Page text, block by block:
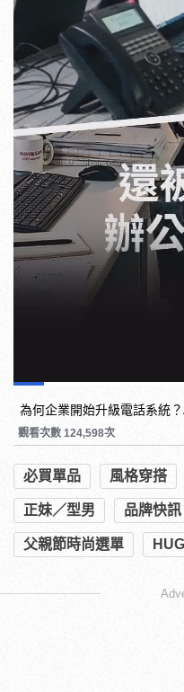
為何企業開始升級電話系統
觀看次數 124,598次
必買單品 風格穿搭
正妹／型男 品牌快訊
父親節時尚選單